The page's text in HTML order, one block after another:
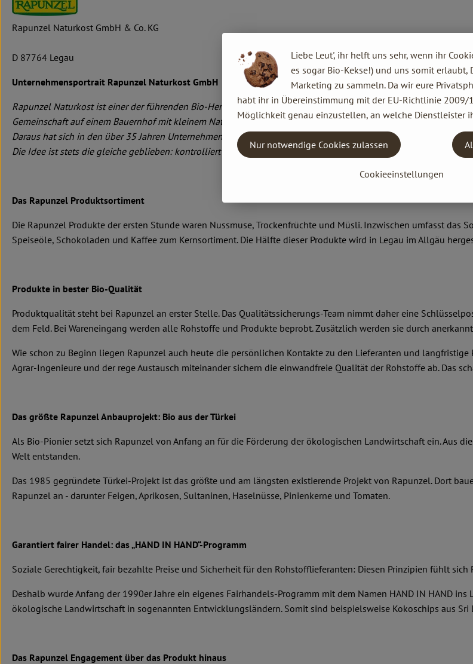
Rapunzel Naturkost GmbH & Co. KG
D 87764 Legau
Unternehmensportrait Rapunzel Naturkost GmbH
Rapunzel Naturkost ist einer der führenden Bio-Hersteller in Europa. Begonnen hat alles ganz klein: 1974
Gemeinschaft auf einem Bauernhof mit kleinem Naturkostladen im bayerischen Augsburg.
Daraus hat sich in den über 35 Jahren Unternehmensgeschichte ein international agierendes Unternehmen mit
Die Idee ist stets die gleiche geblieben: kontrolliert biologische, naturbelassene und vegetarische Lebensmittel
Das Rapunzel Produktsortiment
Die Rapunzel Produkte der ersten Stunde waren Nussmuse, Trockenfrüchte und Müsli. Inzwischen umfasst das
Speiseöle, Schokoladen und Kaffee zum Kernsortiment. Die Hälfte dieser Produkte wird in Legau im Allgäu
Produkte in bester Bio-Qualität
Produktqualität steht bei Rapunzel an erster Stelle. Das Qualitätssicherungs-Team nimmt daher eine
dem Feld. Bei Wareneingang werden alle Rohstoffe und Produkte beprobt. Zusätzlich werden sie durch
Wie schon zu Beginn liegen Rapunzel auch heute die persönlichen Kontakte zu den Lieferanten und langfristige
Agrar-Ingenieure und der rege Austausch miteinander sichern die einwandfreie Qualität der Rohstoffe ab. Das
Das größte Rapunzel Anbauprojekt: Bio aus der Türkei
Als Bio-Pionier setzt sich Rapunzel von Anfang an für die Förderung der ökologischen Landwirtschaft ein. Aus
Welt entstanden.
Das 1985 gegründete Türkei-Projekt ist das größte und am längsten existierende Projekt von Rapunzel. Dort
Rapunzel an - darunter Feigen, Aprikosen, Sultaninen, Haselnüsse, Pinienkerne und Tomaten.
Garantiert fairer Handel: das „HAND IN HAND“-Programm
Soziale Gerechtigkeit, fair bezahlte Preise und Sicherheit für den Rohstofflieferanten: Diesen Prinzipien fühlt
Deshalb wurde Anfang der 1990er Jahre ein eigenes Fairhandels-Programm mit dem Namen HAND IN HAND
ökologische Landwirtschaft in sogenannten Entwicklungsländern. Somit sind beispielsweise Kokoschips aus
Das Rapunzel Engagement über das Produkt hinaus
Liebe Leut', ihr helft uns sehr, wenn ihr
es sogar Bio-Kekse!) und uns somit erlaubt,
Marketing zu sammeln. Da wir eure
habt ihr in Übereinstimmung mit der EU-Richtlinie 2009/
Möglichkeit genau einzustellen, an welche Dienstleister
Cookieeinstellungen
Nur notwendige Cookies zulassen